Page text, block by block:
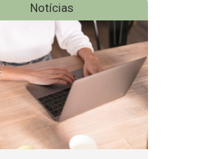
Notícias